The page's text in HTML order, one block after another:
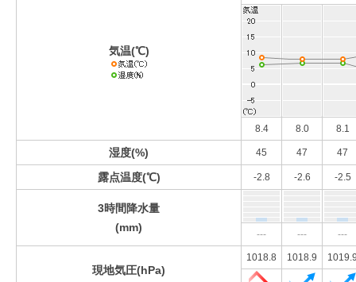
気温(℃)
8.4 8.0 8.1
湿度(%) 45 47 47
露点温度(℃) -2.8 -2.6 -2.5
3時間降水量
(mm)
--- --- ---
現地気圧(hPa)
1018.8 1018.9